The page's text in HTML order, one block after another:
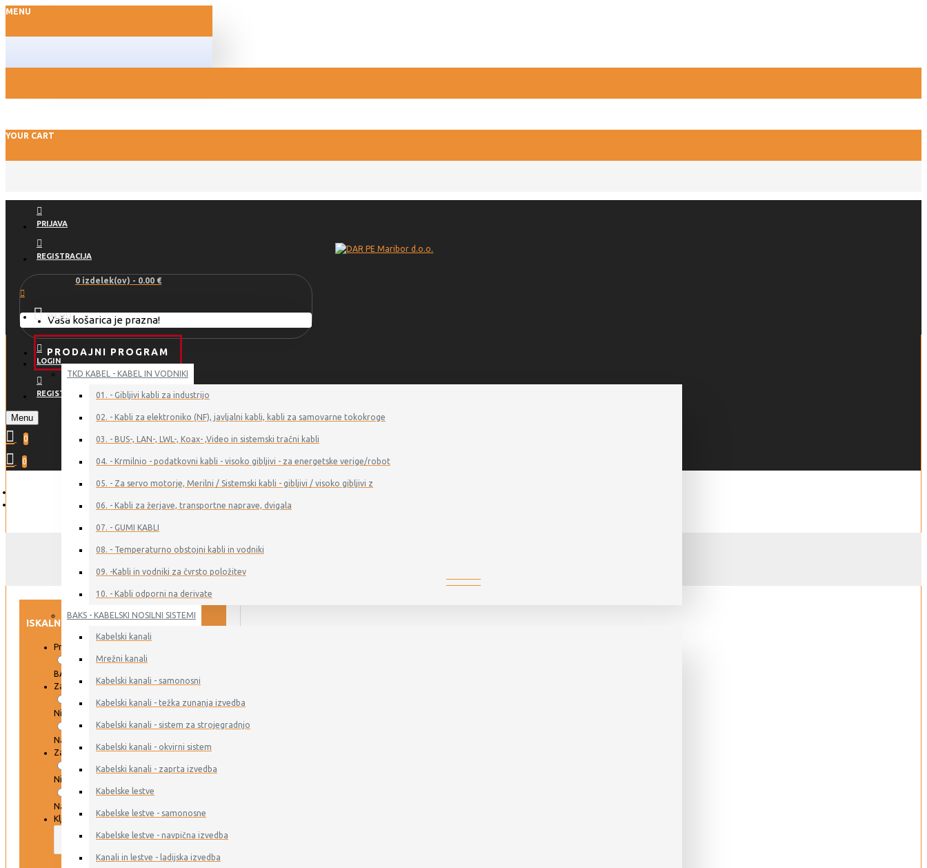
MENU
YOUR CART
PRIJAVA
REGISTRACIJA
0 izdelek(ov) - 0.00 €
Vaša košarica je prazna!
MENU
PRODAJNI PROGRAM
TKD KABEL - KABEL IN VODNIKI
01. - Gibljivi kabli za industrijo
02. - Kabli za elektroniko (NF), javljalni kabli, kabli za samovarne tokokroge
03. - BUS-, LAN-, LWL-, Koax- ,Video in sistemski tračni kabli
04. - Krmilnio - podatkovni kabli - visoko gibljivi - za energetske verige/robot
05. - Za servo motorje, Merilni / Sistemski kabli - gibljivi / visoko gibljivi z
06. - Kabli za žerjave, transportne naprave, dvigala
07. - GUMI KABLI
08. - Temperaturno obstojni kabli in vodniki
09. -Kabli in vodniki za čvrsto položitev
10. - Kabli odporni na derivate
BAKS - KABELSKI NOSILNI SISTEMI
Kabelski kanali
Mrežni kanali
Kabelski kanali - samonosni
Kabelski kanali - težka zunanja izvedba
Kabelski kanali - sistem za strojegradnjo
Kabelski kanali - okvirni sistem
Kabelski kanali - zaprta izvedba
Kabelske lestve
Kabelske lestve - samonosne
Kabelske lestve - navpična izvedba
Kanali in lestve - ladijska izvedba
LOGIN
REGISTER
Menu
0
0
ISKALNIK
Proizvajalec
BAKS
Zaloga DAR
Ni na zalogi
Na zalogi
Zaloga ERSE
Ni na zalogi
Na zalogi
Ključna beseda